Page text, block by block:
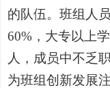
的队伍。班组人
60%，大专以上
人，成员中不乏
为班组创新发展